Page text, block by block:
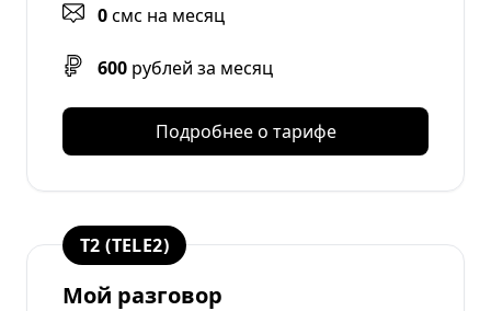
0смс на месяц
600 рублей за месяц
Подробнее о тарифе
T2 (TELE2)
Мой разговор